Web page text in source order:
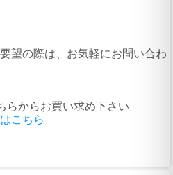
望の際は、お気軽にお問い合わ
らからお買い求め下さい
こちら